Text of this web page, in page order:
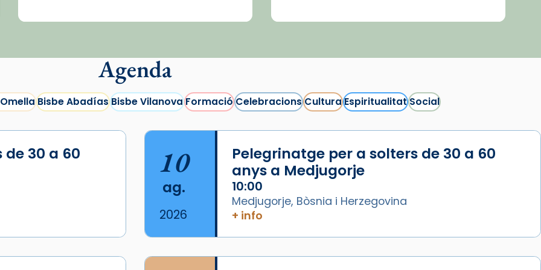
Agenda
Bisbe AbadíasBisbe VilanovaFormacióCelebracionsCulturaEspiritualitatSocial
30 a 60
10
ag.
2026
Pelegrinatge per a solters de 30 a 60
anys a Medjugorje
10:00
Medjugorje, Bòsnia i Herzegovina
+ info